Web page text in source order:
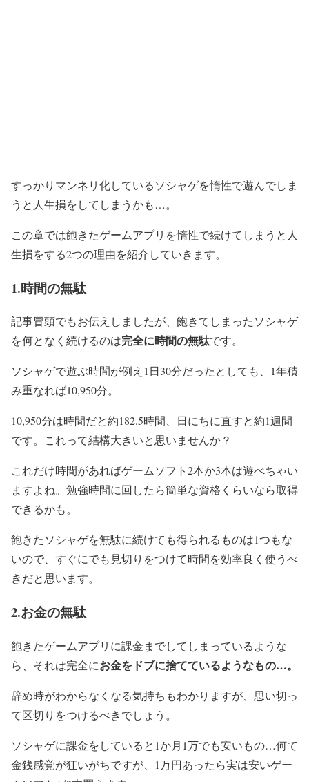
すっかりマンネリ化しているソシャゲを惰性で遊んでしま
うと人生損をしてしまうかも…。
この章では飽きたゲームアプリを惰性で続けてしまうと人
生損をする2つの理由を紹介していきます。
1.時間の無駄
記事冒頭でもお伝えしましたが、飽きてしまったソシャゲ
を何となく続けるのは完全に時間の無駄です。
ソシャゲで遊ぶ時間が例え1日30分だったとしても、1年積
み重なれば10,950分。
10,950分は時間だと約182.5時間、日にちに直すと約1週間
です。これって結構大きいと思いませんか？
これだけ時間があればゲームソフト2本か3本は遊べちゃい
ますよね。勉強時間に回したら簡単な資格くらいなら取得
できるかも。
飽きたソシャゲを無駄に続けても得られるものは1つもな
いので、すぐにでも見切りをつけて時間を効率良く使うべ
きだと思います。
2.お金の無駄
飽きたゲームアプリに課金までしてしまっているような
ら、それは完全にお金をドブに捨てているようなもの…。
辞め時がわからなくなる気持ちもわかりますが、思い切っ
て区切りをつけるべきでしょう。
ソシャゲに課金をしていると1か月1万でも安いもの…何て
金銭感覚が狂いがちですが、1万円あったら実は安いゲー